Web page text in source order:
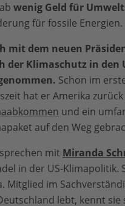
wenig Geld für
für fossile Energien.
mit dem neuen
der Klimaschutz in den
Schon im
hat er Amerika zurück
und ein
auf den Weg
mit Miranda
in der US-Klimapolitik.
Mitglied im
lebt, kennt sie